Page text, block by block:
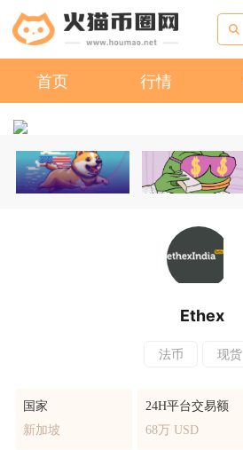
首页 行情
Ethex
法币 现货
国家
新加坡
24H平台交易额
68万 USD